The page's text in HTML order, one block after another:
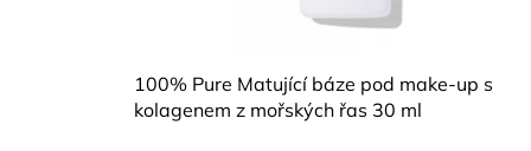
100% Pure Matující báze pod make-up s
kolagenem z mořských řas 30 ml